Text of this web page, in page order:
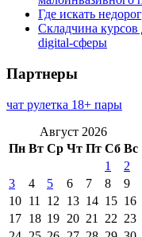
Где искать
Складчина курсов
digital-сферы
Партнеры
чат рулетка 18+ пары
Август 2026
Пн Вт Ср Чт Пт Сб Вс
1
2
3
4 5 6 7 8
9
10 11 12 13 14 15 16
17 18 19 20 21 22 23